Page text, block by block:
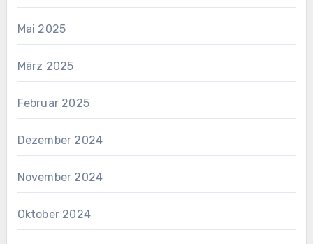
Mai 2025
März 2025
Februar 2025
Dezember 2024
November 2024
Oktober 2024